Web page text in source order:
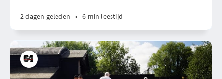
2 dagen geleden • 6 min leestijd